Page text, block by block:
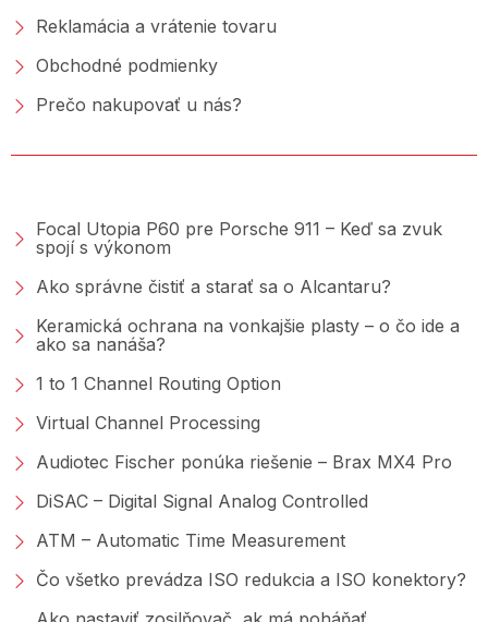
Reklamácia a vrátenie tovaru
Obchodné podmienky
Prečo nakupovať u nás?
Focal Utopia P60 pre Porsche 911 – Keď sa zvuk
spojí s výkonom
Ako správne čistiť a starať sa o Alcantaru?
Keramická ochrana na vonkajšie plasty – o čo ide a
ako sa nanáša?
1 to 1 Channel Routing Option
Virtual Channel Processing
Audiotec Fischer ponúka riešenie – Brax MX4 Pro
DiSAC – Digital Signal Analog Controlled
ATM – Automatic Time Measurement
Čo všetko prevádza ISO redukcia a ISO konektory?